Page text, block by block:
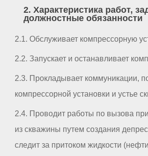
2. Характеристика работ,
должностные обязанности
2.1. Обслуживает компрессорную
2.2. Запускает и останавливает
2.3. Прокладывает коммуникации,
компрессорной установки и устье
2.4. Проводит работы по вызова
из скважины путем создания
следит за притоком жидкости